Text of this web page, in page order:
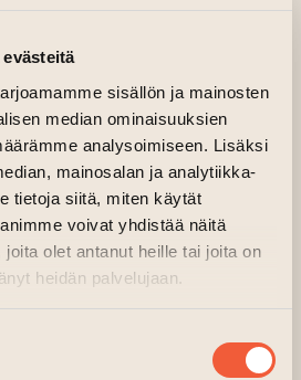
sisällön ja mainosten
median ominaisuuksien
analysoimiseen. Lisäksi
mainosalan ja analytiikka-
tietoja siitä, miten käytät
voivat yhdistää näitä
olet antanut heille tai joita on
heidän palvelujaan.